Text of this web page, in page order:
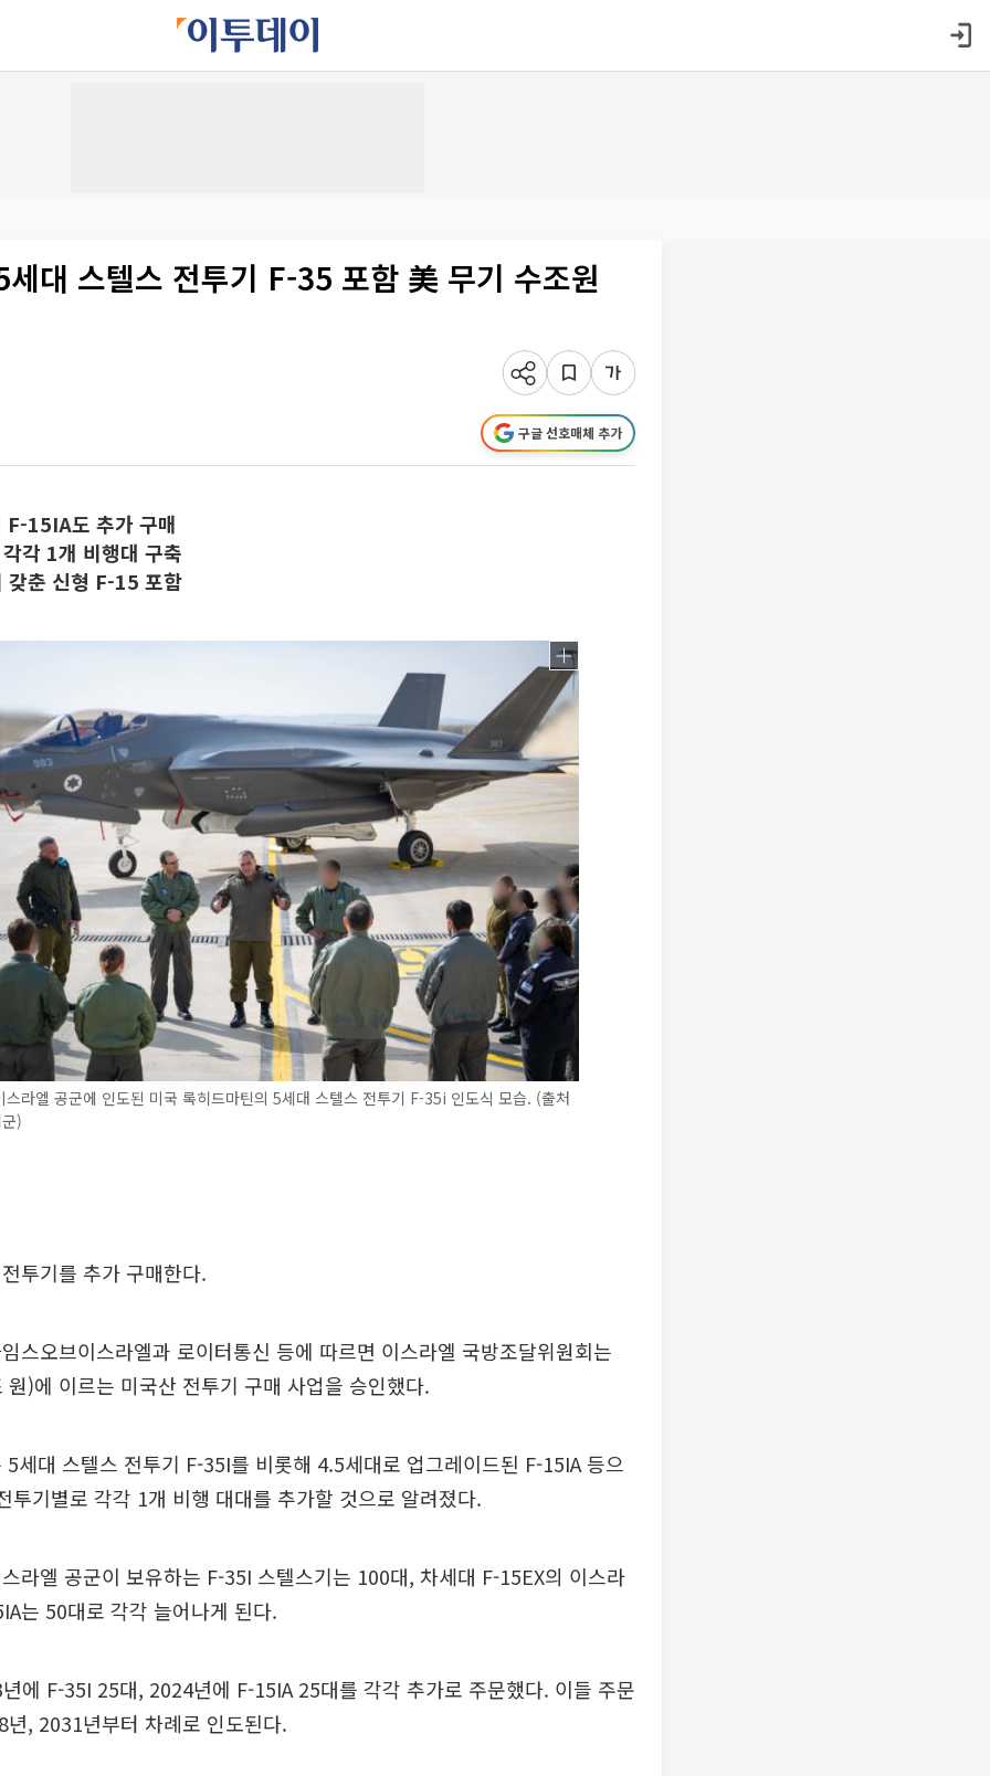
세대 스텔스 전투기 F-35 포함 美 무기 수조원
구글 선호매체 추가
F-15IA도 추가 구매
각 1개 비행대 구축
갖춘 신형 F-15 포함
라엘 공군에 인도된 미국 록히드마틴의 5세대 스텔스 전투기 F-35i 인도식 모습. (출처
)
투기를 추가 구매한다.
스오브이스라엘과 로이터통신 등에 따르면 이스라엘 국방조달위원회는
원)에 이르는 미국산 전투기 구매 사업을 승인했다.
5세대 스텔스 전투기 F-35I를 비롯해 4.5세대로 업그레이드된 F-15IA 등으
투기별로 각각 1개 비행 대대를 추가할 것으로 알려졌다.
라엘 공군이 보유하는 F-35I 스텔스기는 100대, 차세대 F-15EX의 이스라
는 50대로 각각 늘어나게 된다.
에 F-35I 25대, 2024년에 F-15IA 25대를 각각 추가로 주문했다. 이들 주문
년, 2031년부터 차례로 인도된다.